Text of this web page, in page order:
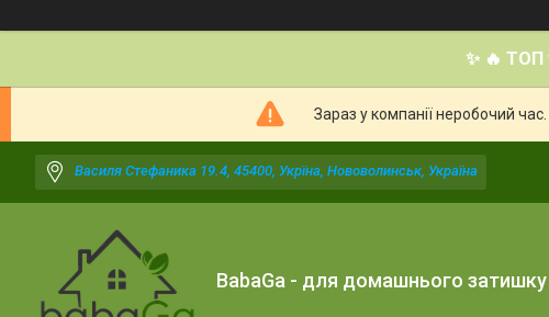
✨ 🔥
Зараз у компанії неробочий
Василя Стефаника 19.4, 45400, Укрїна, Нововолинськ, Україна
BabaGa - для домашнього затишку